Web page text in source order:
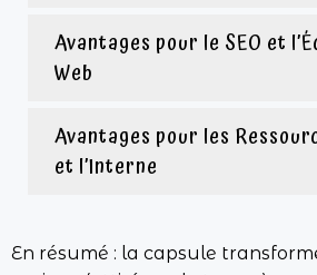
Avantages pour le SEO et
Web
Avantages pour les
et l’Interne
En résumé : la capsule